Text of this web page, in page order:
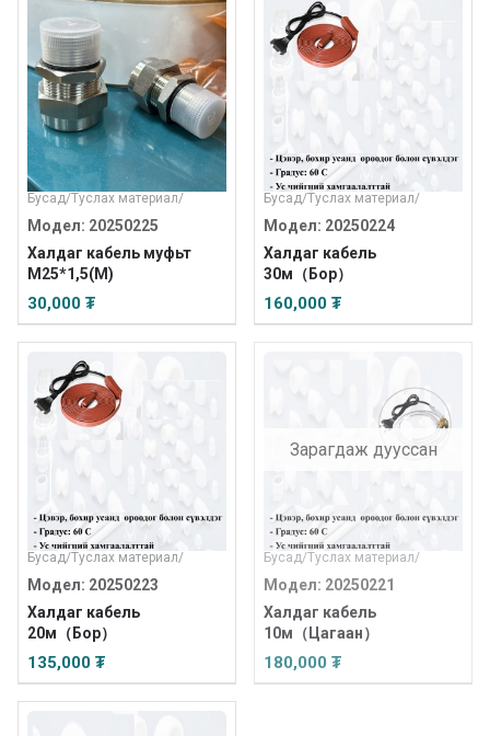
Бусад/Туслах материал/
Модел: 20250225
Халдаг кабель муфьт
М25*1,5(М)
30,000 ₮
Бусад/Туслах материал/
Модел: 20250224
Халдаг кабель
30м（Бор）
160,000 ₮
Бусад/Туслах материал/
Модел: 20250223
Халдаг кабель
20м（Бор）
135,000 ₮
Зарагдаж дууссан
Бусад/Туслах материал/
Модел: 20250221
Халдаг кабель
10м（Цагаан）
180,000 ₮